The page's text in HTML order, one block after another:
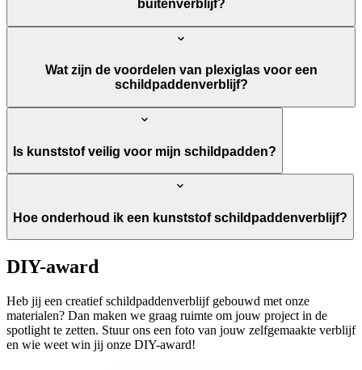
buitenverblijf?
Wat zijn de voordelen van plexiglas voor een
schildpaddenverblijf?
Is kunststof veilig voor mijn schildpadden?
Hoe onderhoud ik een kunststof schildpaddenverblijf?
DIY-award
Heb jij een creatief schildpaddenverblijf gebouwd met onze
materialen? Dan maken we graag ruimte om jouw project in de
spotlight te zetten. Stuur ons een foto van jouw zelfgemaakte verblijf
en wie weet win jij onze DIY-award!